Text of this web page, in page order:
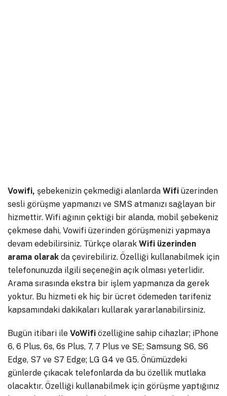
Vowifi, şebekenizin çekmediği alanlarda Wifi üzerinden
sesli görüşme yapmanızı ve SMS atmanızı sağlayan bir
hizmettir. Wifi ağının çektiği bir alanda, mobil şebekeniz
çekmese dahi, Vowifi üzerinden görüşmenizi yapmaya
devam edebilirsiniz. Türkçe olarak Wifi üzerinden
arama olarak da çevirebiliriz. Özelliği kullanabilmek için
telefonunuzda ilgili seçeneğin açık olması yeterlidir.
Arama sırasında ekstra bir işlem yapmanıza da gerek
yoktur. Bu hizmeti ek hiç bir ücret ödemeden tarifeniz
kapsamındaki dakikaları kullarak yararlanabilirsiniz.
Bugün itibari ile VoWifi özelliğine sahip cihazlar; iPhone
6, 6 Plus, 6s, 6s Plus, 7, 7 Plus ve SE; Samsung S6, S6
Edge, S7 ve S7 Edge; LG G4 ve G5. Önümüzdeki
günlerde çıkacak telefonlarda da bu özellik mutlaka
olacaktır. Özelliği kullanabilmek için görüşme yaptığınız